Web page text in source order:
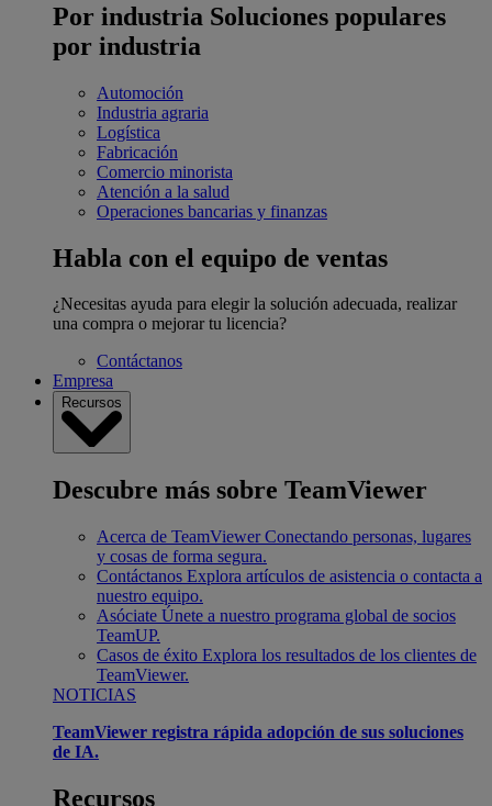
Por industria Soluciones populares
por industria
Automoción
Industria agraria
Logística
Fabricación
Comercio minorista
Atención a la salud
Operaciones bancarias y finanzas
Habla con el equipo de ventas
¿Necesitas ayuda para elegir la solución adecuada, realizar
una compra o mejorar tu licencia?
Contáctanos
Empresa
Recursos
Descubre más sobre TeamViewer
Acerca de TeamViewer Conectando personas, lugares
y cosas de forma segura.
Contáctanos Explora artículos de asistencia o contacta a
nuestro equipo.
Asóciate Únete a nuestro programa global de socios
TeamUP.
Casos de éxito Explora los resultados de los clientes de
TeamViewer.
NOTICIAS
TeamViewer registra rápida adopción de sus soluciones
de IA.
Recursos